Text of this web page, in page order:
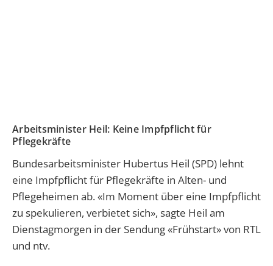
Arbeitsminister Heil: Keine Impfpflicht für
Pflegekräfte
Bundesarbeitsminister Hubertus Heil (SPD) lehnt
eine Impfpflicht für Pflegekräfte in Alten- und
Pflegeheimen ab. «Im Moment über eine Impfpflicht
zu spekulieren, verbietet sich», sagte Heil am
Dienstagmorgen in der Sendung «Frühstart» von RTL
und ntv.